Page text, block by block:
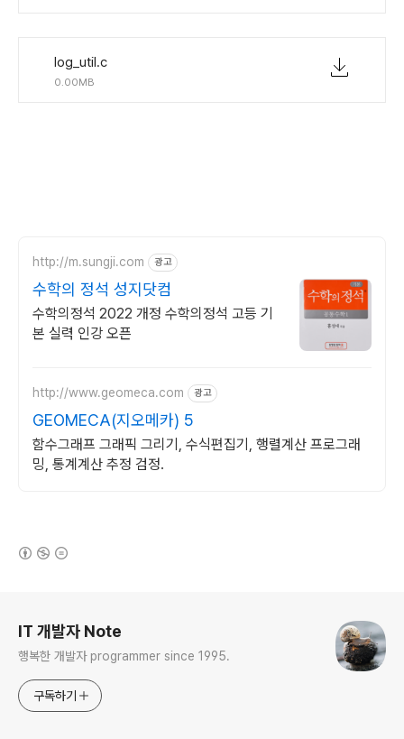
log_util.c
0.00MB
http://m.sungji.com 광고
수학의 정석 성지닷컴
수학의정석 2022 개정 수학의정석 고등 기
본 실력 인강 오픈
http://www.geomeca.com 광고
GEOMECA(지오메카) 5
함수그래프 그래픽 그리기, 수식편집기, 행렬계산 프로그래
밍, 통계계산 추정 검정.
IT 개발자 Note
행복한 개발자 programmer since 1995.
구독하기